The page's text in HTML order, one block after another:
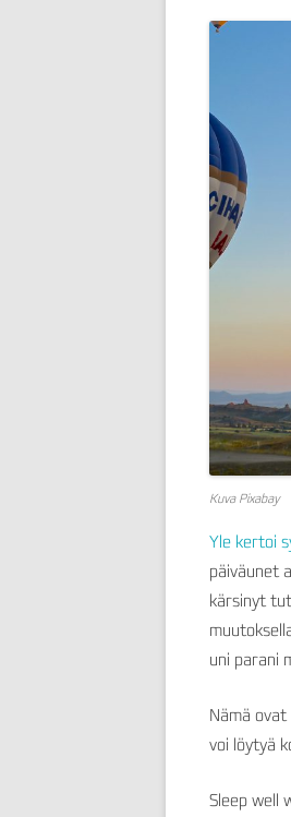
Kuva Pixabay
Yle kertoi
päiväunet
kärsinyt
uni parani
Nämä
voi löytyä
Sleep well